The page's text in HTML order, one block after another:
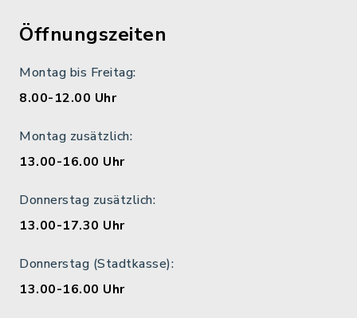
Öffnungszeiten
Montag bis Freitag:
8.00-12.00 Uhr
Montag zusätzlich:
13.00-16.00 Uhr
Donnerstag zusätzlich:
13.00-17.30 Uhr
Donnerstag (Stadtkasse):
13.00-16.00 Uhr